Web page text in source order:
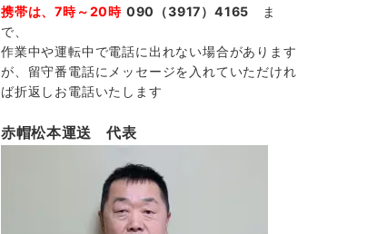
携帯は、7時～20時 090（3917）4165 ま
で、
作業中や運転中で電話に出れない場合があります
が、留守番電話にメッセージを入れていただけれ
ば折返しお電話いたします
赤帽松本運送 代表